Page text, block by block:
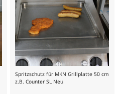
Spritzschutz für MKN Grillplatte 50 cm
z.B. Counter SL Neu